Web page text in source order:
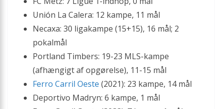
Unión La Calera: 12 kampe, 11 mål
Necaxa: 30 ligakampe (15+15), 16 mål; 2
pokalmål
Portland Timbers: 19-23 MLS-kampe
(afhængigt af opgørelse), 11-15 mål
Ferro Carril Oeste (2021): 23 kampe, 14 mål
Deportivo Madryn: 6 kampe, 1 mål